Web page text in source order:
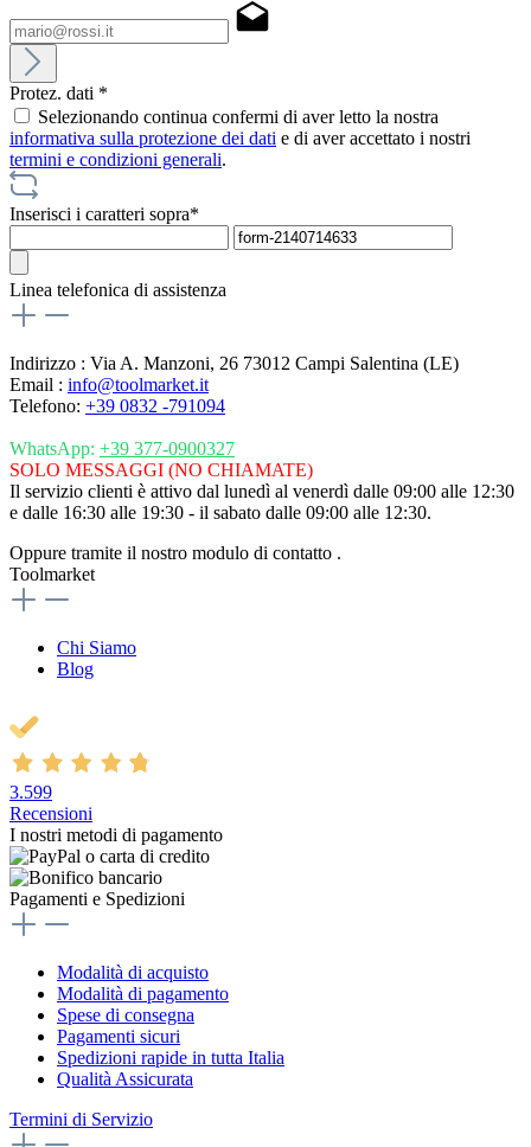
Protez. dati *
Selezionando continua confermi di aver letto la nostra
informativa sulla protezione dei dati e di aver accettato i nostri
termini e condizioni generali.
Inserisci i caratteri sopra*
Linea telefonica di assistenza
Indirizzo : Via A. Manzoni, 26 73012 Campi Salentina (LE)
Email : info@toolmarket.it
Telefono: +39 0832 -791094
WhatsApp: +39 377-0900327
SOLO MESSAGGI (NO CHIAMATE)
Il servizio clienti è attivo dal lunedì al venerdì dalle 09:00 alle 12:30
e dalle 16:30 alle 19:30 - il sabato dalle 09:00 alle 12:30.
Oppure tramite il nostro modulo di contatto .
Toolmarket
Chi Siamo
Blog
3.599
Recensioni
I nostri metodi di pagamento
Pagamenti e Spedizioni
Modalità di acquisto
Modalità di pagamento
Spese di consegna
Pagamenti sicuri
Spedizioni rapide in tutta Italia
Qualità Assicurata
Termini di Servizio